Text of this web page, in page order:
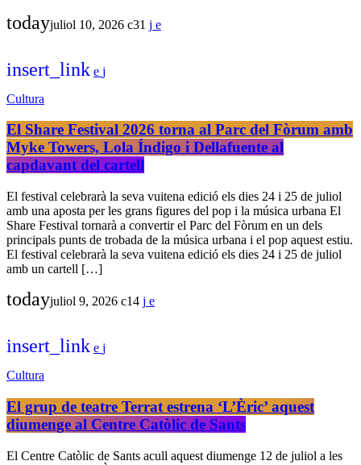
todayjuliol 10, 2026 31
insert_link
Cultura
El Share Festival 2026 torna al Parc del Fòrum amb
Myke Towers, Lola Índigo i Dellafuente al
capdavant del cartell
El festival celebrarà la seva vuitena edició els dies 24 i 25 de juliol
amb una aposta per les grans figures del pop i la música urbana El
Share Festival tornarà a convertir el Parc del Fòrum en un dels
principals punts de trobada de la música urbana i el pop aquest estiu.
El festival celebrarà la seva vuitena edició els dies 24 i 25 de juliol
amb un cartell […]
todayjuliol 9, 2026 14
insert_link
Cultura
El grup de teatre Terrat estrena ‘L’Èric’ aquest
diumenge al Centre Catòlic de Sants
El Centre Catòlic de Sants acull aquest diumenge 12 de juliol a les